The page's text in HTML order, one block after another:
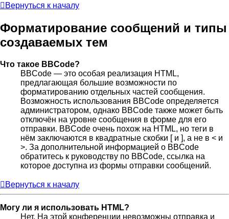
Вернуться к началу
Форматирование сообщений и типы
создаваемых тем
Что такое BBCode?
BBCode — это особая реализация HTML,
предлагающая большие возможности по
форматированию отдельных частей сообщения.
Возможность использования BBCode определяется
администратором, однако BBCode также может быть
отключён на уровне сообщения в форме для его
отправки. BBCode очень похож на HTML, но теги в
нём заключаются в квадратные скобки [ и ], а не в < и
>. За дополнительной информацией о BBCode
обратитесь к руководству по BBCode, ссылка на
которое доступна из формы отправки сообщений.
Вернуться к началу
Могу ли я использовать HTML?
Нет. На этой конференции невозможны отправка и